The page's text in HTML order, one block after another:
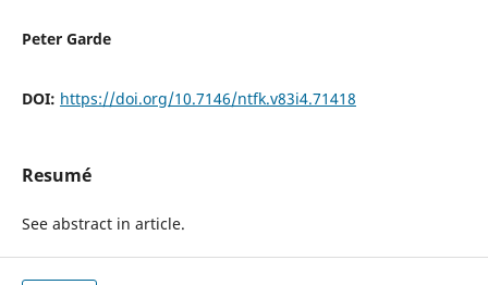
Peter Garde
DOI: https://doi.org/10.7146/ntfk.v83i4.71418
Resumé
See abstract in article.